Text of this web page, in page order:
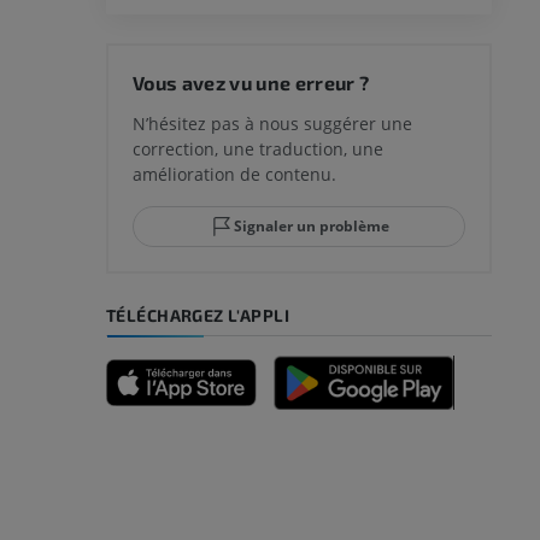
Vous avez vu une erreur ?
N’hésitez pas à nous suggérer une
correction, une traduction, une
amélioration de contenu.
Signaler un problème
TÉLÉCHARGEZ L'APPLI